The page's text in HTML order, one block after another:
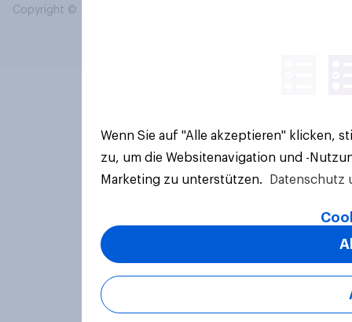
Copyright © 2026 YouGov PLC. Alle Rechte vorbehalten.
Wenn Sie auf "Alle akzeptieren" klicken,
zu, um die Websitenavigation und -
Marketing zu unterstützen.
Datenschutz